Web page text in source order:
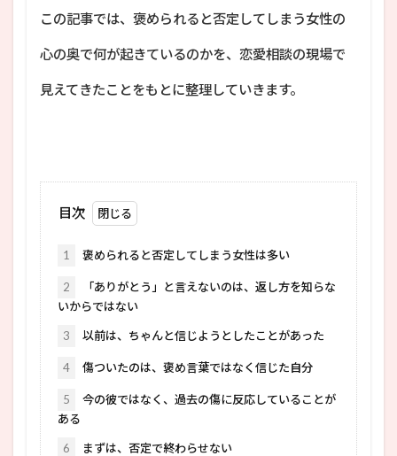
この記事では、褒められると否定してしまう女性の
心の奥で何が起きているのかを、恋愛相談の現場で
見えてきたことをもとに整理していきます。
目次
1 褒められると否定してしまう女性は多い
2
「ありがとう」と言えないのは、返し方を知らな
いからではない
3 以前は、ちゃんと信じようとしたことがあった
4 傷ついたのは、褒め言葉ではなく信じた自分
5
今の彼ではなく、過去の傷に反応していることが
ある
6 まずは、否定で終わらせない